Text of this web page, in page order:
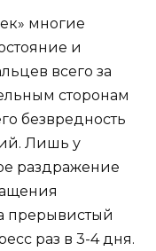
многие
и
всего за
сторонам
безвредность
Лишь у
раздражение
прерывистый
раз в 3-4 дня.